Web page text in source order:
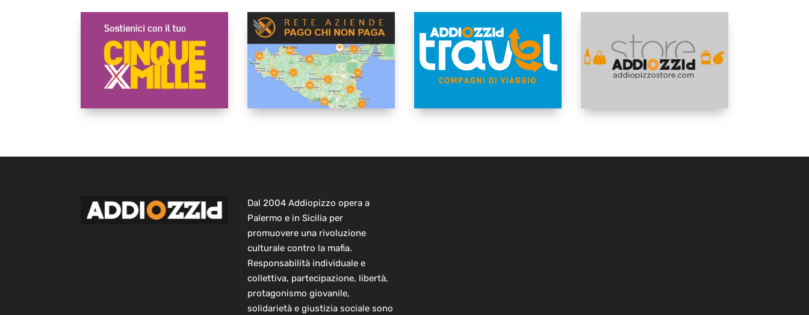
Dal 2004 Addiopizzo opera a
Palermo e in Sicilia per
promuovere una rivoluzione
culturale contro la mafia.
Responsabilità individuale e
collettiva, partecipazione, libertà,
protagonismo giovanile,
solidarietà e giustizia sociale sono